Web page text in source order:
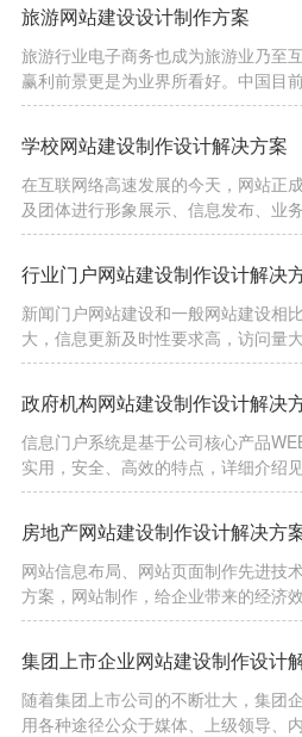
旅游网站建设设计制作方案
旅游行业电子商务也成为旅游业乃至
赢利前景更是为业界所看好。中国目
学校网站建设制作设计解决方案
在互联网络高速发展的今天，网站正
及团体进行形象展示、信息发布、业
行业门户网站建设制作设计解决
新闻门户网站建设和一般网站建设相
大，信息更新及时性要求高，访问量
政府机构网站建设制作设计解决
信息门户系统是基于公司核心产品
实用，安全、高效的特点，详细介绍
房地产网站建设制作设计解决方
网站信息布局、网站页面制作先进技
方案，网站制作，给企业带来的经济
集团上市企业网站建设制作设计
随着集团上市公司的不断壮大，集团
用各种途径公众于媒体、上级领导、